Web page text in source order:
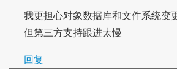
我更担心对象数据库和文件系统变
但第三方支持跟进太慢
回复